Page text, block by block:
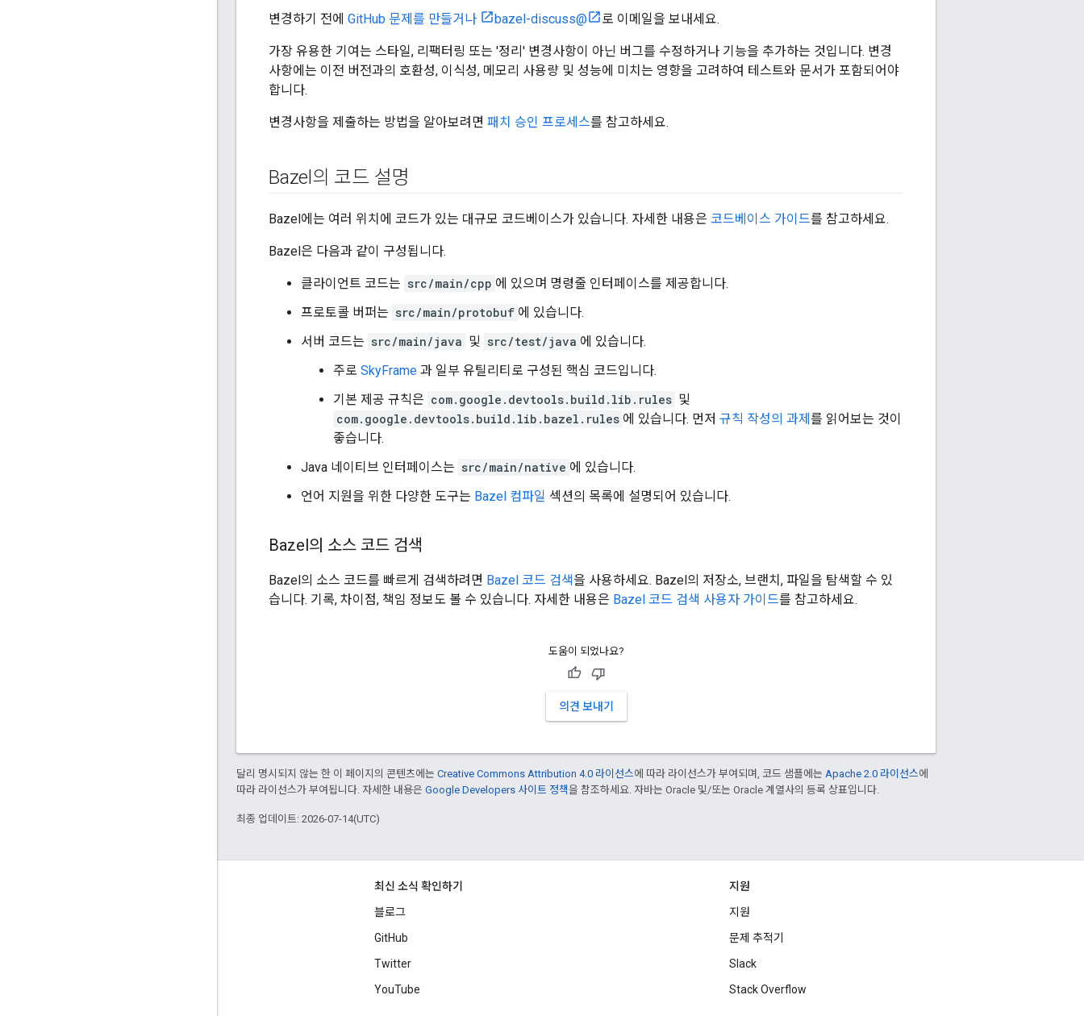
변경하기 전에 GitHub 문제를 만들거나 bazel-discuss@ 로 이메일을 보내세요.
가장 유용한 기여는 스타일, 리팩터링 또는 '정리' 변경사항이 아닌 버그를 수정하거나 기능을 추가하는 것입니다. 변경
사항에는 이전 버전과의 호환성, 이식성, 메모리 사용량 및 성능에 미치는 영향을 고려하여 테스트와 문서가 포함되어야
합니다.
변경사항을 제출하는 방법을 알아보려면 패치 승인 프로세스를 참고하세요.
Bazel의 코드 설명
Bazel에는 여러 위치에 코드가 있는 대규모 코드베이스가 있습니다. 자세한 내용은 코드베이스 가이드를 참고하세요.
Bazel은 다음과 같이 구성됩니다.
클라이언트 코드는 src/main/cpp 에 있으며 명령줄 인터페이스를 제공합니다.
프로토콜 버퍼는 src/main/protobuf 에 있습니다.
서버 코드는 src/main/java 및 src/test/java 에 있습니다.
주로 SkyFrame 과 일부 유틸리티로 구성된 핵심 코드입니다.
기본 제공 규칙은 com.google.devtools.build.lib.rules 및
com.google.devtools.build.lib.bazel.rules 에 있습니다. 먼저 규칙 작성의 과제 를 읽어보는 것이
좋습니다.
Java 네이티브 인터페이스는 src/main/native 에 있습니다.
언어 지원을 위한 다양한 도구는 Bazel 컴파일 섹션의 목록에 설명되어 있습니다.
Bazel의 소스 코드 검색
Bazel의 소스 코드를 빠르게 검색하려면 Bazel 코드 검색을 사용하세요. Bazel의 저장소, 브랜치, 파일을 탐색할 수 있
습니다. 기록, 차이점, 책임 정보도 볼 수 있습니다. 자세한 내용은 Bazel 코드 검색 사용자 가이드를 참고하세요.
도움이 되었나요?
의견 보내기
달리 명시되지 않는 한 이 페이지의 콘텐츠에는 Creative Commons Attribution 4.0 라이선스에 따라 라이선스가 부여되며, 코드 샘플에는 Apache 2.0 라이선스에
따라 라이선스가 부여됩니다. 자세한 내용은 Google Developers 사이트 정책을 참조하세요. 자바는 Oracle 및/또는 Oracle 계열사의 등록 상표입니다.
최종 업데이트: 2026-07-14(UTC)
최신 소식 확인하기
블로그
GitHub
Twitter
YouTube
지원
지원
문제 추적기
Slack
Stack Overflow